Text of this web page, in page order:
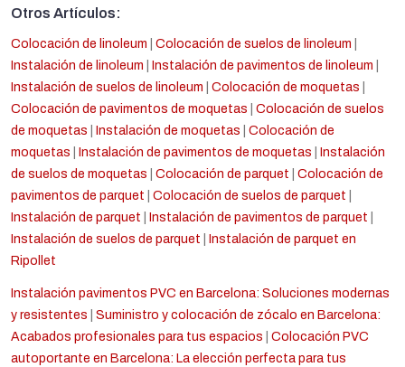
Otros Artículos:
Colocación de linoleum Colocación de suelos de linoleum
Instalación de linoleum
Instalación de pavimentos de linoleum
Instalación de suelos de linoleum
Colocación de moquetas
Colocación de pavimentos de moquetas
Colocación de suelos
de moquetas
Instalación de moquetas
Colocación de
moquetas
Instalación de pavimentos de moquetas
Instalación
de suelos de moquetas
Colocación de parquet
Colocación de
pavimentos de parquet
Colocación de suelos de parquet
Instalación de parquet
Instalación de pavimentos de parquet
Instalación de suelos de parquet
Instalación de parquet en
Ripollet
Instalación pavimentos PVC en Barcelona: Soluciones modernas
y resistentes
Suministro y colocación de zócalo en Barcelona:
Acabados profesionales para tus espacios
Colocación PVC
autoportante en Barcelona: La elección perfecta para tus